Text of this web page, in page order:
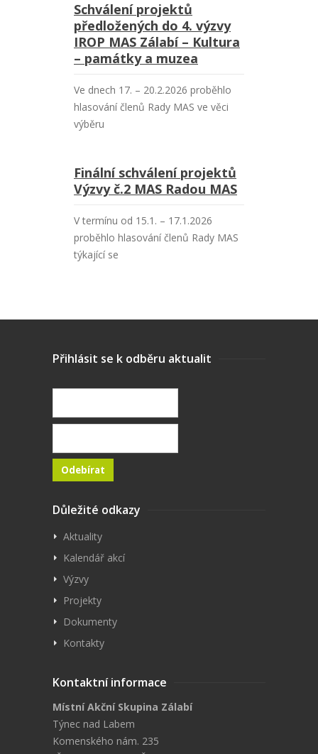
Schválení projektů
předložených do 4. výzvy
IROP MAS Zálabí – Kultura
– památky a muzea
Ve dnech 17. – 20.2.2026 proběhlo
hlasování členů Rady MAS ve věci
výběru
Finální schválení projektů
Výzvy č.2 MAS Radou MAS
V termínu od 15.1. – 17.1.2026
proběhlo hlasování členů Rady MAS
týkající se
Přihlásit se k odběru aktualit
Důležité odkazy
Aktuality
Kalendář akcí
Výzvy
Projekty
Dokumenty
Kontakty
Kontaktní informace
Místní Akční Skupina Zálabí
Týnec nad Labem
Komenského nám. 235